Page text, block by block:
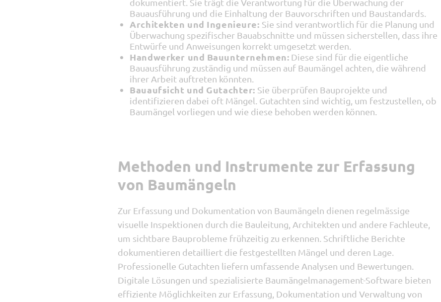
dokumentiert. Sie trägt die Verantwortung für die Überwachung der
Bauausführung und die Einhaltung der Bauvorschriften und Baustandards.
Architekten und Ingenieure: Sie sind verantwortlich für die Planung und
Überwachung spezifischer Bauabschnitte und müssen sicherstellen, dass ihre
Entwürfe und Anweisungen korrekt umgesetzt werden.
Handwerker und Bauunternehmen: Diese sind für die eigentliche
Bauausführung zuständig und müssen auf Baumängel achten, die während
ihrer Arbeit auftreten könnten.
Bauaufsicht und Gutachter: Sie überprüfen Bauprojekte und
identifizieren dabei oft Mängel. Gutachten sind wichtig, um festzustellen, ob
Baumängel vorliegen und wie diese behoben werden können.
Methoden und Instrumente zur Erfassung
von Baumängeln
Zur Erfassung und Dokumentation von Baumängeln dienen regelmässige
visuelle Inspektionen durch die Bauleitung, Architekten und andere Fachleute,
um sichtbare Bauprobleme frühzeitig zu erkennen. Schriftliche Berichte
dokumentieren detailliert die festgestellten Mängel und deren Lage.
Professionelle Gutachten liefern umfassende Analysen und Bewertungen.
Digitale Lösungen und spezialisierte Baumängelmanagement-Software bieten
effiziente Möglichkeiten zur Erfassung, Dokumentation und Verwaltung von